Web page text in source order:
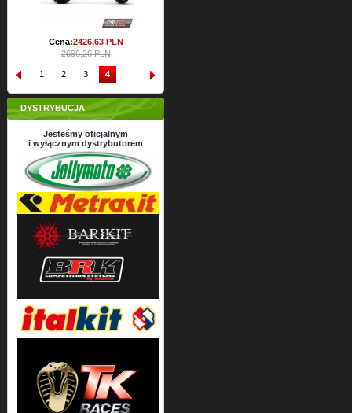
Cena:2426,63PLN
2696,26 PLN
1 2 3 4
DYSTRYBUCJA
Jesteśmy oficjalnym
i wyłącznym dystrybutorem